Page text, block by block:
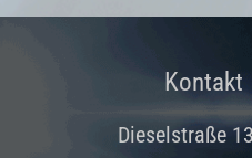
Kontakt
Dieselstraße